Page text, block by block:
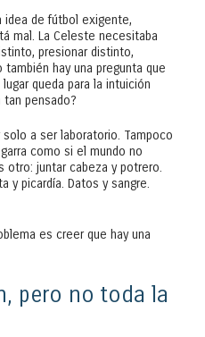
idea de fútbol exigente,
mal. La Celeste necesitaba
presionar distinto,
hay una pregunta que
queda para la intuición
pensado?
solo a ser laboratorio. Tampoco
como si el mundo no
otro: juntar cabeza y potrero.
y picardía. Datos y sangre.
es creer que hay una
pero no toda la